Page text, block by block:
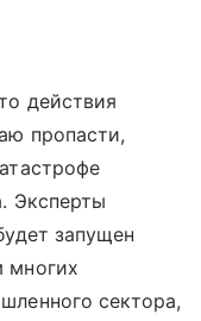
действия
пропасти,
Эксперты
запущен
многих
сектора,